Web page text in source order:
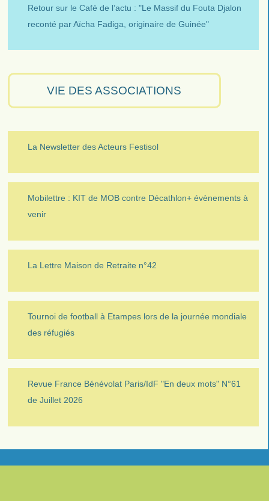
Retour sur le Café de l’actu : "Le Massif du Fouta Djalon
reconté par Aïcha Fadiga, originaire de Guinée"
VIE DES ASSOCIATIONS
La Newsletter des Acteurs Festisol
Mobilettre : KIT de MOB contre Décathlon+ évènements à
venir
La Lettre Maison de Retraite n°42
Tournoi de football à Etampes lors de la journée mondiale
des réfugiés
Revue France Bénévolat Paris/IdF "En deux mots" N°61
de Juillet 2026